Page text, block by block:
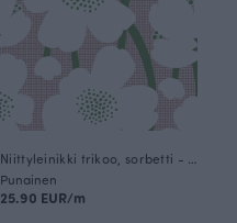
Punainen
25.90 EUR/m